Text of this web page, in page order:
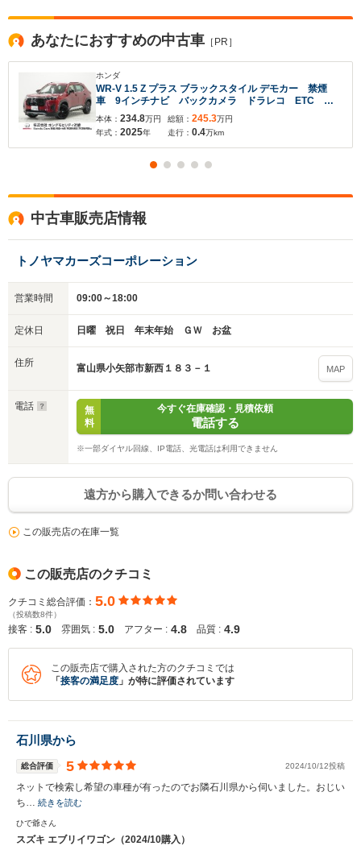
あなたにおすすめの中古車 ［PR］
ホンダ
WR-V 1.5 Z プラス ブラックスタイル デモカー 禁煙
車 9インチナビ バックカメラ ドラレコ ETC ア
ダプティブクルーズコントロール Bluetooth USB入
力端子 LEDヘッドライト 衝突被害軽減ブレーキ 純
正アルミホイール
本体： 234.8万円
年式： 2025年
総額： 245.3万円
走行： 0.4万km
中古車販売店情報
トノヤマカーズコーポレーション
営業時間 09:00～18:00
定休日 日曜 祝日 年末年始 ＧＷ お盆
住所 富山県小矢部市新西１８３－１ MAP
電話
無
料
今すぐ在庫確認・見積依頼
電話する
※一部ダイヤル回線、IP電話、光電話は利用できません
遠方から購入できるか問い合わせる
この販売店の在庫一覧
この販売店のクチコミ
クチコミ総合評価： 5.0
（投稿数8件）
接客 : 5.0 雰囲気 : 5.0 アフター : 4.8 品質 : 4.9
この販売店で購入された方のクチコミでは
「 接客の満足度 」が特に評価されています
石川県から
総合評価 5 2024/10/12投稿
ネットで検索し希望の車種が有ったのでお隣石川県から伺いました。おじい
ち… 続きを読む
ひで爺さん
スズキ エブリイワゴン（2024/10購入）
入力途中の情報を保存しますか？
※次回問い合わせをする際に自動入力されます
いいえ